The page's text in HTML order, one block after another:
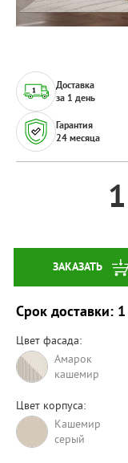
Доставка
за 1 день
Гарантия
24 месяца
ЗАКАЗАТЬ
Срок доставки:
Цвет фасада:
Амарок
кашемир
Цвет корпуса:
Кашемир
серый